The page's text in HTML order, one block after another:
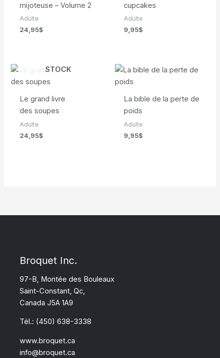
mijoteuse – Volume 2
Adulte
24,95$
cupcakes
Adulte
9,95$
STOCK
Le grand livre
des soupes
Adulte
24,95$
La bible de la perte de
poids
Adulte
9,95$
Broquet Inc.
97-B, Montée des Bouleaux
Saint-Constant, Qc,
Canada J5A 1A9
Tél.: (450) 638-3338
www.broquet.ca
info@broquet.ca